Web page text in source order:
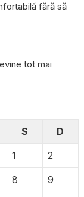
fără să
tot mai
S
D
1
2
8
9